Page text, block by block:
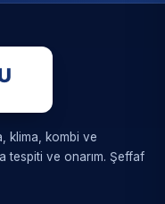
klima, kombi ve
tespiti ve onarım. Şeffaf